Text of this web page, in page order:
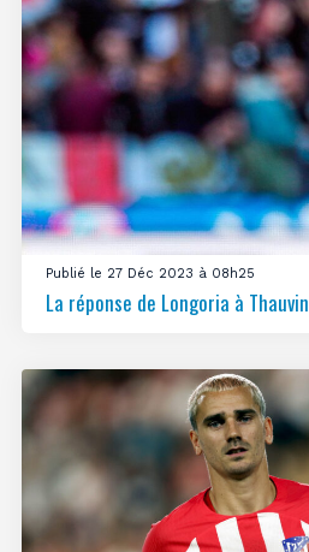
Publié le 27 Déc 2023 à 08h25
La réponse de Longoria à Thauvin